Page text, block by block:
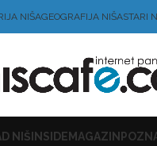
NIŠAGEOGRAFIJA NIŠASTARI
NIŠ INSIDE MAGAZIN